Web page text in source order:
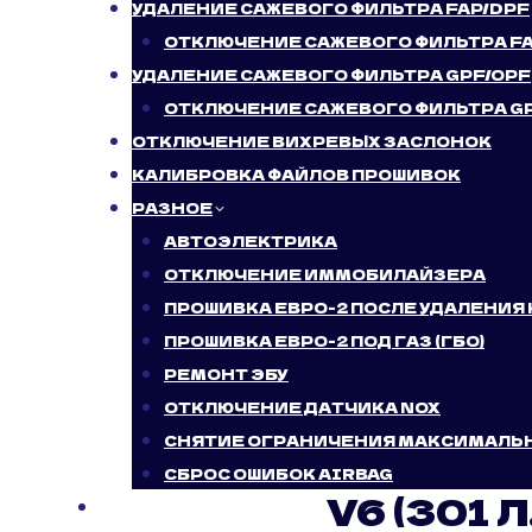
УДАЛЕНИЕ САЖЕВОГО ФИЛЬТРА FAP/DPF
ОТКЛЮЧЕНИЕ САЖЕВОГО ФИЛЬТРА
УДАЛЕНИЕ САЖЕВОГО ФИЛЬТРА GPF/OPF
ОТКЛЮЧЕНИЕ САЖЕВОГО ФИЛЬТРА
ОТКЛЮЧЕНИЕ ВИХРЕВЫХ ЗАСЛОНОК
КАЛИБРОВКА ФАЙЛОВ ПРОШИВОК
РАЗНОЕ
АВТОЭЛЕКТРИКА
ОТКЛЮЧЕНИЕ ИММОБИЛАЙЗЕРА
ПРОШИВКА ЕВРО-2 ПОСЛЕ
ПРОШИВКА ЕВРО-2 ПОД ГАЗ (ГБО)
РЕМОНТ ЭБУ
ОТКЛЮЧЕНИЕ ДАТЧИКА NOX
СНЯТИЕ ОГРАНИЧЕНИЯ
СБРОС ОШИБОК AIRBAG
/
NISSAN
ЭТО
Вихревые заслонки
завихрений воздуха
более
увеличивания
КОГДА
V6 (301